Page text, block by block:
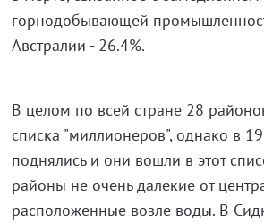
горнодобывающей
Австралии - 26.4%.
В целом по всей стране 28
списка "миллионеров", однако в
поднялись и они вошли в этот
районы не очень далекие от
расположенные возле воды. В